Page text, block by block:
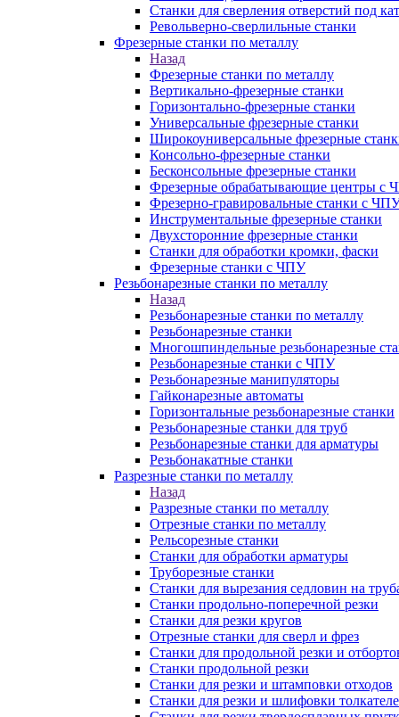
Станки для сверления отверстий под
Револьверно-сверлильные станки
Фрезерные станки по металлу
Назад
Фрезерные станки по металлу
Вертикально-фрезерные станки
Горизонтально-фрезерные станки
Универсальные фрезерные станки
Широкоуниверсальные фрезерные
Консольно-фрезерные станки
Бесконсольные фрезерные станки
Фрезерные обрабатывающие центры с
Фрезерно-гравировальные станки с
Инструментальные фрезерные станки
Двухсторонние фрезерные станки
Станки для обработки кромки, фаски
Фрезерные станки с ЧПУ
Резьбонарезные станки по металлу
Назад
Резьбонарезные станки по металлу
Резьбонарезные станки
Многошпиндельные резьбонарезные
Резьбонарезные станки с ЧПУ
Резьбонарезные манипуляторы
Гайконарезные автоматы
Горизонтальные резьбонарезные станки
Резьбонарезные станки для труб
Резьбонарезные станки для арматуры
Резьбонакатные станки
Разрезные станки по металлу
Назад
Разрезные станки по металлу
Отрезные станки по металлу
Рельсорезные станки
Станки для обработки арматуры
Труборезные станки
Станки для вырезания седловин на
Станки продольно-поперечной резки
Станки для резки кругов
Отрезные станки для сверл и фрез
Станки для продольной резки и
Станки продольной резки
Станки для резки и штамповки отходов
Станки для резки и шлифовки